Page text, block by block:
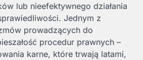
lub nieefektywnego działania
Jednym z
prowadzących do
procedur prawnych –
karne, które trwają latami,